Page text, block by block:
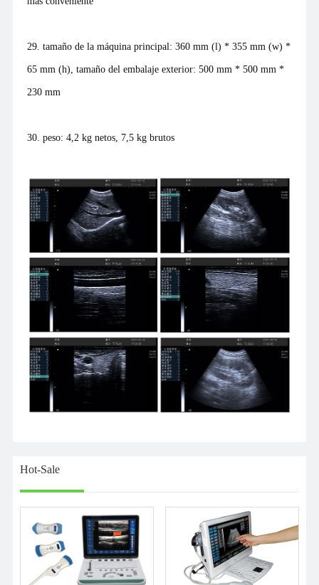
29. tamaño de la máquina principal: 360 mm (l) * 355 mm (w) *
65 mm (h), tamaño del embalaje exterior: 500 mm * 500 mm *
230 mm
30. peso: 4,2 kg netos, 7,5 kg brutos
Hot-Sale